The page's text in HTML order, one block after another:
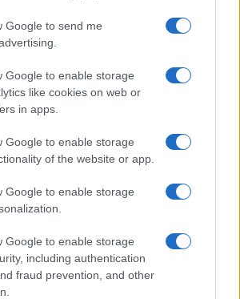
Google to send me
Google to enable storage
like cookies on web or
in apps.
Google to enable storage
of the website or app.
Google to enable storage
Google to enable storage
including authentication
fraud prevention, and other
tra spiritualità, architettura e